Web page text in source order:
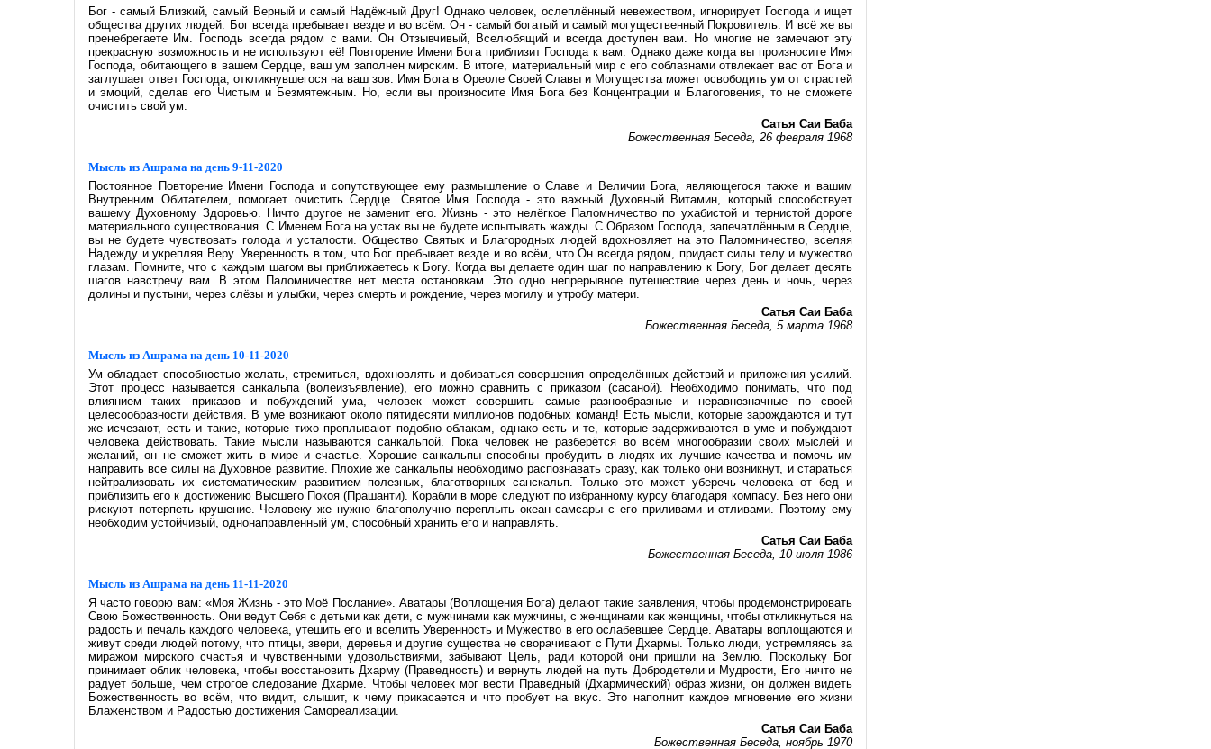
Бог - самый Близкий, самый Верный и самый Надёжный Друг! Однако человек, ослеплённый невежеством, игнорирует Господа и ищет
общества других людей. Бог всегда пребывает везде и во всём. Он - самый богатый и самый могущественный Покровитель. И всё же вы
пренебрегаете Им. Господь всегда рядом с вами. Он Отзывчивый, Вселюбящий и всегда доступен вам. Но многие не замечают эту
прекрасную возможность и не используют её! Повторение Имени Бога приблизит Господа к вам. Однако даже когда вы произносите Имя
Господа, обитающего в вашем Сердце, ваш ум заполнен мирским. В итоге, материальный мир с его соблазнами отвлекает вас от Бога и
заглушает ответ Господа, откликнувшегося на ваш зов. Имя Бога в Ореоле Своей Славы и Могущества может освободить ум от страстей
и эмоций, сделав его Чистым и Безмятежным. Но, если вы произносите Имя Бога без Концентрации и Благоговения, то не сможете
очистить свой ум.
Сатья Саи Баба
Божественная Беседа, 26 февраля 1968
Мысль из Ашрама на день 9-11-2020
Постоянное Повторение Имени Господа и сопутствующее ему размышление о Славе и Величии Бога, являющегося также и вашим
Внутренним Обитателем, помогает очистить Сердце. Святое Имя Господа - это важный Духовный Витамин, который способствует
вашему Духовному Здоровью. Ничто другое не заменит его. Жизнь - это нелёгкое Паломничество по ухабистой и тернистой дороге
материального существования. С Именем Бога на устах вы не будете испытывать жажды. С Образом Господа, запечатлённым в Сердце,
вы не будете чувствовать голода и усталости. Общество Святых и Благородных людей вдохновляет на это Паломничество, вселяя
Надежду и укрепляя Веру. Уверенность в том, что Бог пребывает везде и во всём, что Он всегда рядом, придаст силы телу и мужество
глазам. Помните, что с каждым шагом вы приближаетесь к Богу. Когда вы делаете один шаг по направлению к Богу, Бог делает десять
шагов навстречу вам. В этом Паломничестве нет места остановкам. Это одно непрерывное путешествие через день и ночь, через
долины и пустыни, через слёзы и улыбки, через смерть и рождение, через могилу и утробу матери.
Сатья Саи Баба
Божественная Беседа, 5 марта 1968
Мысль из Ашрама на день 10-11-2020
Ум обладает способностью желать, стремиться, вдохновлять и добиваться совершения определённых действий и приложения усилий.
Этот процесс называется санкальпа (волеизъявление), его можно сравнить с приказом (сасаной). Необходимо понимать, что под
влиянием таких приказов и побуждений ума, человек может совершить самые разнообразные и неравнозначные по своей
целесообразности действия. В уме возникают около пятидесяти миллионов подобных команд! Есть мысли, которые зарождаются и тут
же исчезают, есть и такие, которые тихо проплывают подобно облакам, однако есть и те, которые задерживаются в уме и побуждают
человека действовать. Такие мысли называются санкальпой. Пока человек не разберётся во всём многообразии своих мыслей и
желаний, он не сможет жить в мире и счастье. Хорошие санкальпы способны пробудить в людях их лучшие качества и помочь им
направить все силы на Духовное развитие. Плохие же санкальпы необходимо распознавать сразу, как только они возникнут, и стараться
нейтрализовать их систематическим развитием полезных, благотворных санскальп. Только это может уберечь человека от бед и
приблизить его к достижению Высшего Покоя (Прашанти). Корабли в море следуют по избранному курсу благодаря компасу. Без него они
рискуют потерпеть крушение. Человеку же нужно благополучно переплыть океан самсары с его приливами и отливами. Поэтому ему
необходим устойчивый, однонаправленный ум, способный хранить его и направлять.
Сатья Саи Баба
Божественная Беседа, 10 июля 1986
Мысль из Ашрама на день 11-11-2020
Я часто говорю вам: «Моя Жизнь - это Моё Послание». Аватары (Воплощения Бога) делают такие заявления, чтобы продемонстрировать
Свою Божественность. Они ведут Себя с детьми как дети, с мужчинами как мужчины, с женщинами как женщины, чтобы откликнуться на
радость и печаль каждого человека, утешить его и вселить Уверенность и Мужество в его ослабевшее Сердце. Аватары воплощаются и
живут среди людей потому, что птицы, звери, деревья и другие существа не сворачивают с Пути Дхармы. Только люди, устремляясь за
миражом мирского счастья и чувственными удовольствиями, забывают Цель, ради которой они пришли на Землю. Поскольку Бог
принимает облик человека, чтобы восстановить Дхарму (Праведность) и вернуть людей на путь Добродетели и Мудрости, Его ничто не
радует больше, чем строгое следование Дхарме. Чтобы человек мог вести Праведный (Дхармический) образ жизни, он должен видеть
Божественность во всём, что видит, слышит, к чему прикасается и что пробует на вкус. Это наполнит каждое мгновение его жизни
Блаженством и Радостью достижения Самореализации.
Сатья Саи Баба
Божественная Беседа, ноябрь 1970